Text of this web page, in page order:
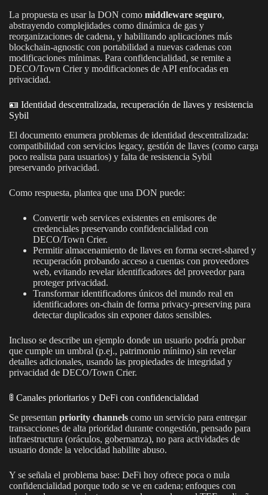
La propuesta es usar la DON como middleware seguro,
abstrayendo complejidades como dinámica de gas y
reorganizaciones de cadena, y habilitando aplicaciones más
blockchain-agnostic con portabilidad a nuevas cadenas con
modificaciones mínimas. Para confidencialidad, se remite a
DECO/Town Crier y modificaciones de API enfocadas en
privacidad.
🪪 Identidad descentralizada, recuperación de llaves y resistencia
Sybil
El documento enumera problemas de identidad descentralizada:
compatibilidad con servicios legacy, gestión de llaves (como carga
poco realista para usuarios) y falta de resistencia Sybil
preservando privacidad.
Como respuesta, plantea que una DON puede:
Convertir web services existentes en emisores de
credenciales preservando confidencialidad con
DECO/Town Crier.
Permitir almacenamiento de llaves en forma secret-shared y
recuperación probando acceso a cuentas con proveedores
web, evitando revelar identificadores del proveedor para
proteger privacidad.
Transformar identificadores únicos del mundo real en
identificadores on-chain de forma privacy-preserving para
detectar duplicados sin exponer datos sensibles.
Incluso se describe un ejemplo donde un usuario podría probar
que cumple un umbral (p.ej., patrimonio mínimo) sin revelar
detalles adicionales, usando las propiedades de integridad y
privacidad de DECO/Town Crier.
🚦 Canales prioritarios y DeFi con confidencialidad
Se presentan priority channels como un servicio para entregar
transacciones de alta prioridad durante congestión, pensado para
infraestructura (oráculos, gobernanza), no para actividades de
usuario donde la velocidad habilite abuso.
Y se señala el problema base: DeFi hoy ofrece poca o nula
confidencialidad porque todo se ve en cadena; enfoques con